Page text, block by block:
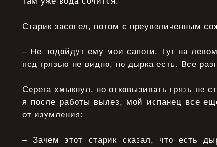
Старик засопел, потом с преувеличенным
– Не подойдут ему мои сапоги. Тут на
под грязью не видно, но дырка есть. Все
Серега хмыкнул, но отковыривать грязь не
я после работы вылез, мой испанец все
от изумления:
– Зачем этот старик сказал, что есть